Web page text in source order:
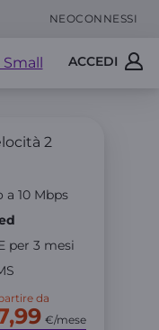
NEOCONNESSI
ACCEDI
a 10 Mbps
per 3 mesi
da
€/mese